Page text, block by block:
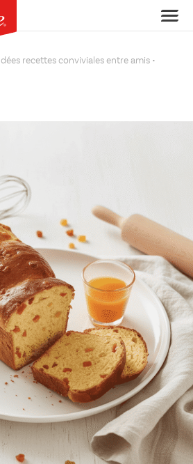
Idées recettes conviviales entre amis